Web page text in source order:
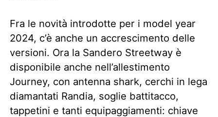
Fra le novità introdotte per i model year
2024, c’è anche un accrescimento delle
versioni. Ora la Sandero Streetway è
disponibile anche nell’allestimento
Journey, con antenna shark, cerchi in lega
diamantati Randia, soglie battitacco,
tappetini e tanti equipaggiamenti: chiave